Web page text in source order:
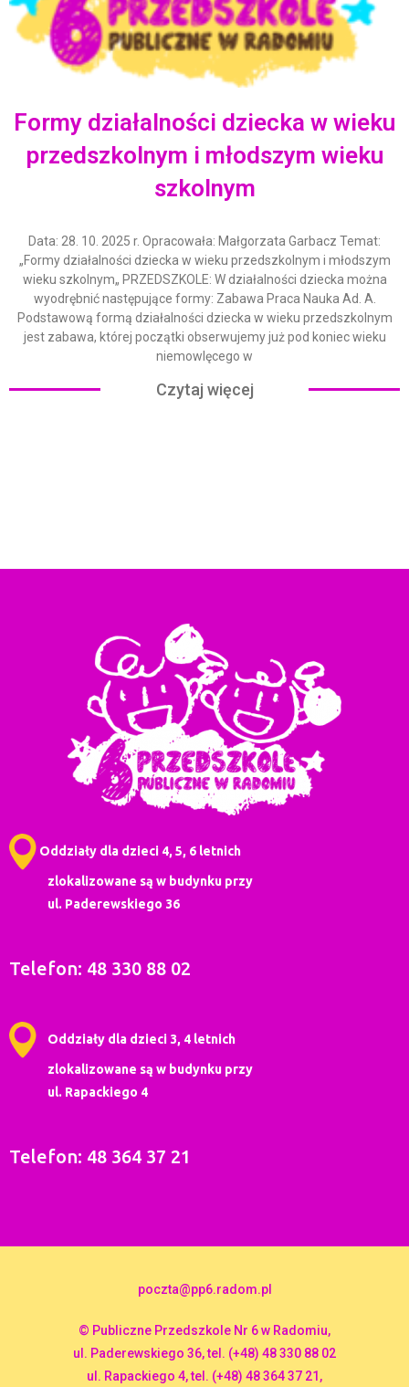
Formy działalności dziecka w wieku
przedszkolnym i młodszym wieku
szkolnym
Data: 28. 10. 2025 r. Opracowała: Małgorzata Garbacz Temat:
„Formy działalności dziecka w wieku przedszkolnym i młodszym
wieku szkolnym„ PRZEDSZKOLE: W działalności dziecka można
wyodrębnić następujące formy: Zabawa Praca Nauka Ad. A.
Podstawową formą działalności dziecka w wieku przedszkolnym
jest zabawa, której początki obserwujemy już pod koniec wieku
niemowlęcego w
Czytaj więcej
Oddziały dla dzieci 4, 5, 6 letnich
zlokalizowane są w budynku przy
ul. Paderewskiego 36
Telefon: 48 330 88 02
Oddziały dla dzieci 3, 4 letnich
zlokalizowane są w budynku przy
ul. Rapackiego 4
Telefon: 48 364 37 21
poczta@pp6.radom.pl
© Publiczne Przedszkole Nr 6 w Radomiu,
ul. Paderewskiego 36, tel. (+48) 48 330 88 02
ul. Rapackiego 4, tel. (+48) 48 364 37 21,